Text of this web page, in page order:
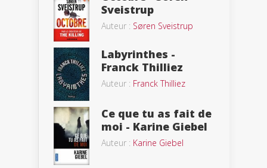
Sveistrup
Auteur : Søren Sveistrup
Labyrinthes -
Franck Thilliez
Auteur : Franck Thilliez
Ce que tu as fait de
moi - Karine Giebel
Auteur : Karine Giebel